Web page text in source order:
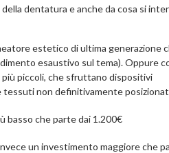
dentatura e anche da cosa si
estetico di ultima generazione
esaustivo sul tema). Oppure
piccoli, che sfruttano dispositivi
tessuti non definitivamente
basso che parte dai 1.200€
un investimento maggiore che